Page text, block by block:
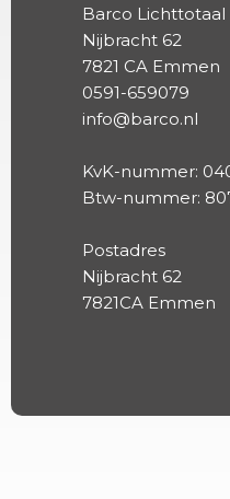
Barco Lichttotaal
Nijbracht 62
7821 CA Emmen
0591-659079
info@barco.nl
KvK-nummer:
Btw-nummer:
Postadres
Nijbracht 62
7821CA Emmen